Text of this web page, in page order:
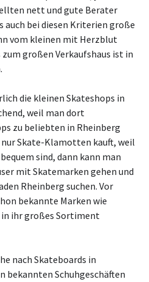
nett und gute Berater
auch bei diesen Kriterien große
vom kleinen mit Herzblut
großen Verkaufshaus ist in
die kleinen Skateshops in
weil man dort
zu beliebten in Rheinberg
Skate-Klamotten kauft, weil
sind, dann kann man
mit Skatemarken gehen und
Rheinberg suchen. Vor
bekannte Marken wie
in ihr großes Sortiment
nach Skateboards in
bekannten Schuhgeschäften